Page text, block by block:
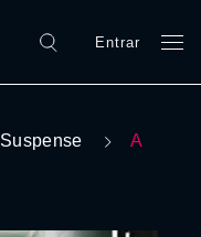
Entrar
Suspense
A